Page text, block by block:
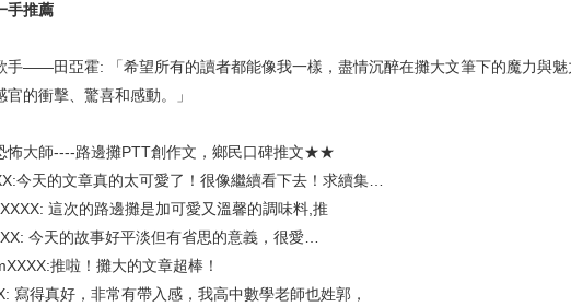
手推薦
——田亞霍: 「希望所有的讀者都能像我一樣，盡情沉醉在攤大文筆下的魔力與魅
官的衝擊、驚喜和感動。」
師----路邊攤PTT創作文，鄉民口碑推文★★
天的文章真的太可愛了！很像繼續看下去！求續集…
這次的路邊攤是加可愛又溫馨的調味料,推
今天的故事好平淡但有省思的意義，很愛…
推啦！攤大的文章超棒！
得真好，非常有帶入感，我高中數學老師也姓郭，